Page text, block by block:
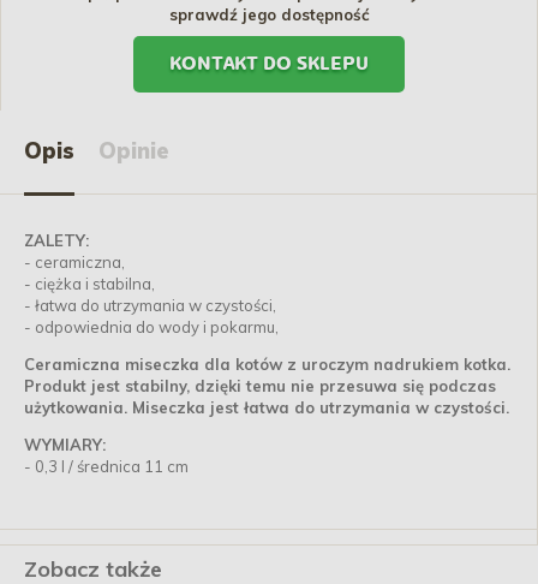
sprawdź jego dostępność
KONTAKT DO SKLEPU
Opis Opinie
ZALETY:
- ceramiczna,
- ciężka i stabilna,
- łatwa do utrzymania w czystości,
- odpowiednia do wody i pokarmu,
Ceramiczna miseczka dla kotów z uroczym nadrukiem kotka.
Produkt jest stabilny, dzięki temu nie przesuwa się podczas
użytkowania. Miseczka jest łatwa do utrzymania w czystości.
WYMIARY:
- 0,3 l / średnica 11 cm
Zobacz także